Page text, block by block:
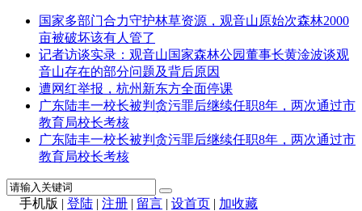
国家多部门合力守护林草资源，观音山原始次森林2000
亩被破坏该有人管了
记者访谈实录：观音山国家森林公园董事长黄淦波谈观
音山存在的部分问题及背后原因
遭网红举报，杭州新东方全面停课
广东陆丰一校长被判贪污罪后继续任职8年，两次通过市
教育局校长考核
广东陆丰一校长被判贪污罪后继续任职8年，两次通过市
教育局校长考核
手机版 | 登陆 | 注册 | 留言 | 设首页 | 加收藏